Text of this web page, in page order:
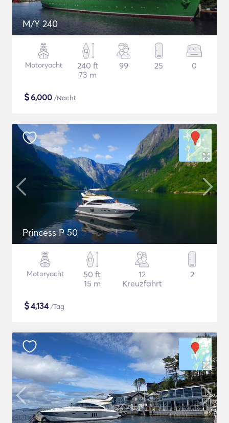
M/Y 240
Motoryacht
240 ft
73 m
99 25 0
$6,000 /Nacht
Princess P 50
Motoryacht
50 ft
15 m
12
Kreuzfahrt
2
$4,134/Tag